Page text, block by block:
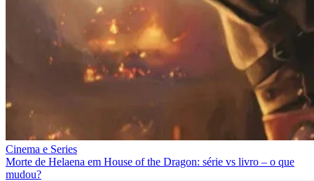
Cinema e Series
Morte de Helaena em House of the Dragon: série vs livro – o que
mudou?